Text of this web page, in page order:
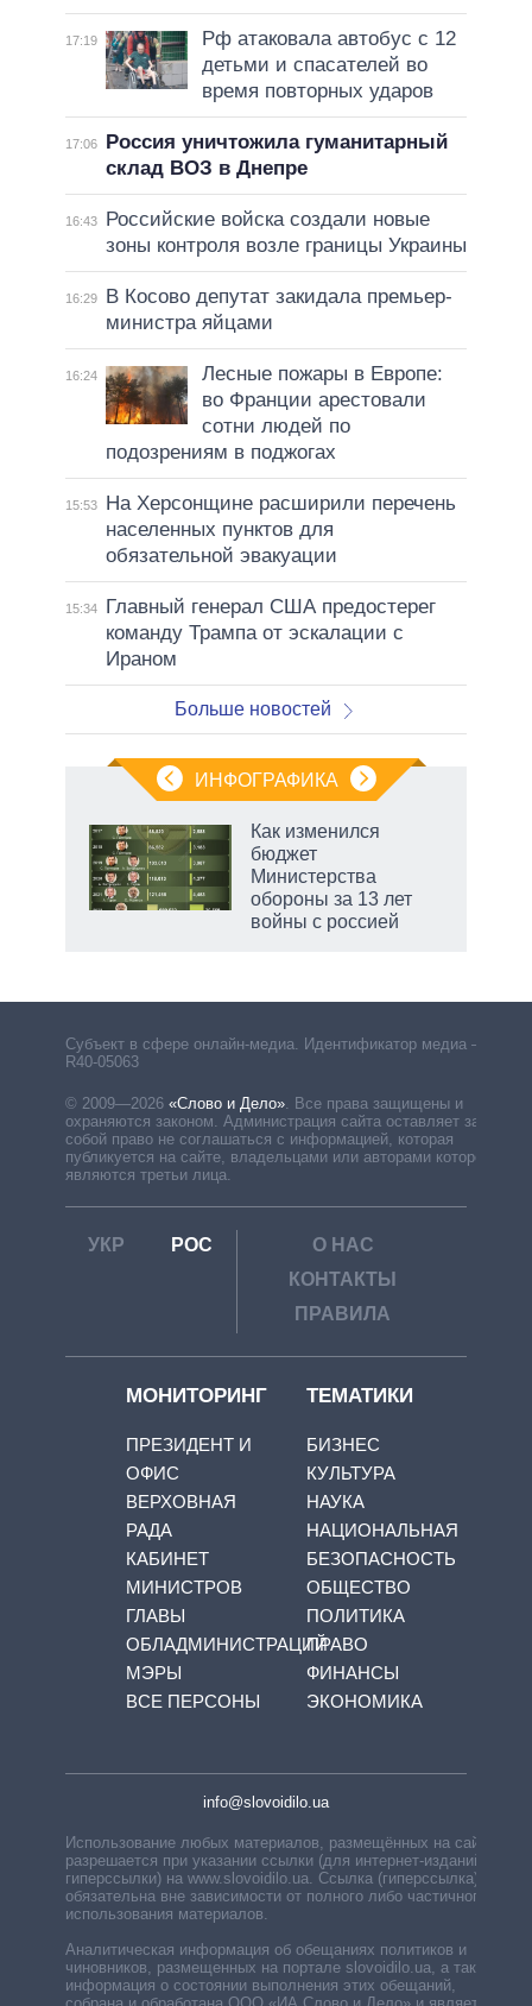
17:19
Рф атаковала автобус с 12
детьми и спасателей во
время повторных ударов
17:06
Россия уничтожила гуманитарный
склад ВОЗ в Днепре
16:43
Российские войска создали новые
зоны контроля возле границы Украины
16:29
В Косово депутат закидала премьер-
министра яйцами
16:24
Лесные пожары в Европе:
во Франции арестовали
сотни людей по
подозрениям в поджогах
15:53
На Херсонщине расширили перечень
населенных пунктов для
обязательной эвакуации
15:34
Главный генерал США предостерег
команду Трампа от эскалации с
Ираном
Больше новостей
ИНФОГРАФИКА
Как изменился
бюджет
Министерства
обороны за 13 лет
войны с россией
Субъект в сфере онлайн-медиа. Идентификатор медиа –
R40-05063
© 2009—2026 «Слово и Дело» Все права защищены и
охраняются законом. Администрация сайта оставляет за
собой право не соглашаться с информацией, которая
публикуется на сайте, владельцами или авторами которой
являются третьи лица.
УКР РОС
О НАС
КОНТАКТЫ
ПРАВИЛА
МОНИТОРИНГ
ПРЕЗИДЕНТ И
ОФИС
ВЕРХОВНАЯ
РАДА
КАБИНЕТ
МИНИСТРОВ
ГЛАВЫ
ОБЛАДМИНИСТРАЦИЙ
МЭРЫ
ВСЕ ПЕРСОНЫ
ТЕМАТИКИ
БИЗНЕС
КУЛЬТУРА
НАУКА
НАЦИОНАЛЬНАЯ
БЕЗОПАСНОСТЬ
ОБЩЕСТВО
ПОЛИТИКА
ПРАВО
ФИНАНСЫ
ЭКОНОМИКА
info@slovoidilo.ua
Использование любых материалов, размещённых на сайте,
разрешается при указании ссылки (для интернет-изданий —
гиперссылки) на www.slovoidilo.ua. Ссылка (гиперссылка)
обязательна вне зависимости от полного либо частичного
использования материалов.
Аналитическая информация об обещаниях политиков и
чиновников, размещенных на портале slovoidilo.ua, а также
информация о состоянии выполнения этих обещаний,